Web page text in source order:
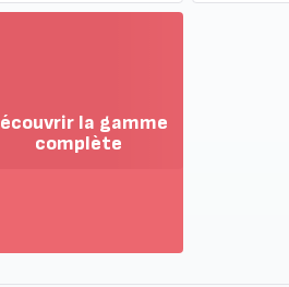
la gamme
complète